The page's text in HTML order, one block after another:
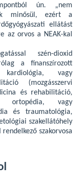
ún. „nem
minősül, ezért a
ellátást
az orvos a NEAK-kal
szén-dioxid
a finanszírozott
kardiológia, vagy
(mozgásszervi
és rehabilitáció,
ortopédia, vagy
és traumatológia,
szakellátóhely
rendelkező szakorvosa